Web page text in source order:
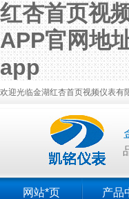
红杏首页视
APP官网地
app
欢迎光临金湖红杏首页视频仪表有限公
网站*页 产品